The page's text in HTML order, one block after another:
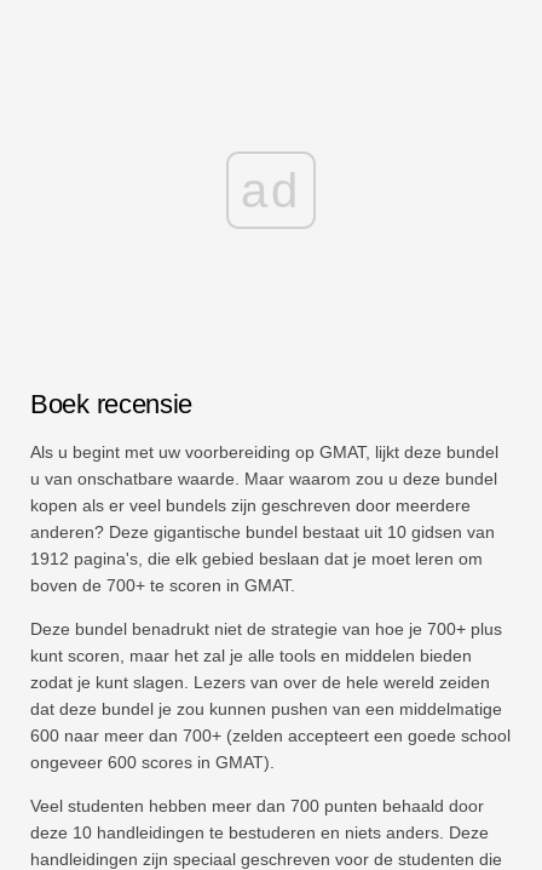
ad
Boek recensie
Als u begint met uw voorbereiding op GMAT, lijkt deze bundel
u van onschatbare waarde. Maar waarom zou u deze bundel
kopen als er veel bundels zijn geschreven door meerdere
anderen? Deze gigantische bundel bestaat uit 10 gidsen van
1912 pagina's, die elk gebied beslaan dat je moet leren om
boven de 700+ te scoren in GMAT.
Deze bundel benadrukt niet de strategie van hoe je 700+ plus
kunt scoren, maar het zal je alle tools en middelen bieden
zodat je kunt slagen. Lezers van over de hele wereld zeiden
dat deze bundel je zou kunnen pushen van een middelmatige
600 naar meer dan 700+ (zelden accepteert een goede school
ongeveer 600 scores in GMAT).
Veel studenten hebben meer dan 700 punten behaald door
deze 10 handleidingen te bestuderen en niets anders. Deze
handleidingen zijn speciaal geschreven voor de studenten die